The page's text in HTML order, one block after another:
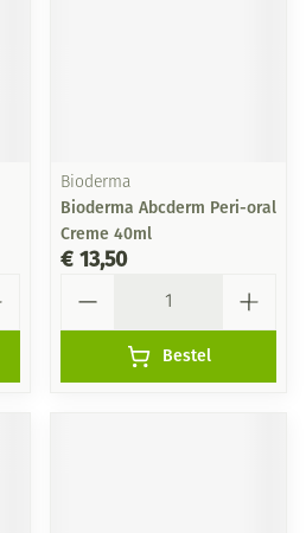
Bioderma
Bioderma Abcderm Peri-oral
Creme 40ml
€ 13,50
Bestel